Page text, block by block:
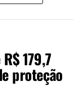
um
que
a
179,7
proteção